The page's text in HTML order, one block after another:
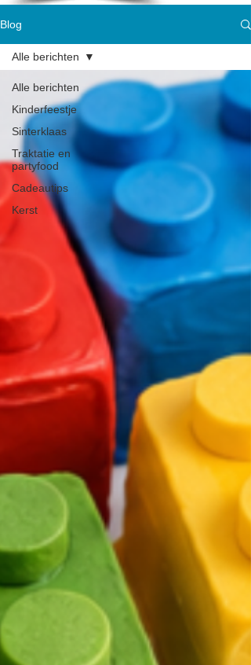
Blog
Alle berichten
Kinderfeestje
Sinterklaas
Traktatie en
partyfood
Cadeautips
Kerst
Alle berichten